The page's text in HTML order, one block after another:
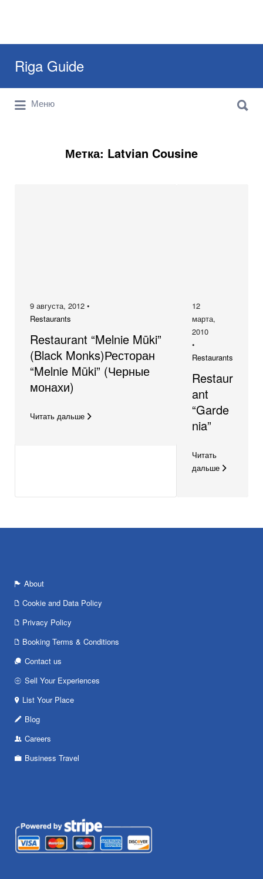
Riga Guide
Travel Tips, Tourist Information, Maps &
Reviews
Меню
Метка: Latvian Cousine
9 августа, 2012 •
Restaurants
Restaurant “Melnie Mūki”
(Black Monks)Ресторан
“Melnie Mūki” (Черные
монахи)
Читать дальше
12
марта,
2010
•
Restaurants
Restaur
ant
“Garde
nia”
Читать
дальше
About
Cookie and Data Policy
Privacy Policy
Booking Terms & Conditions
Contact us
Sell Your Experiences
List Your Place
Blog
Careers
Business Travel